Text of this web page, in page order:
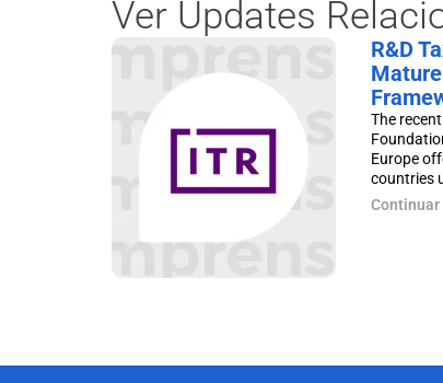
Ver Updates
R&D
The
Europe
countries
Continuar